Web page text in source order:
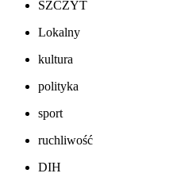
SZCZYT
Lokalny
kultura
polityka
sport
ruchliwość
DIH